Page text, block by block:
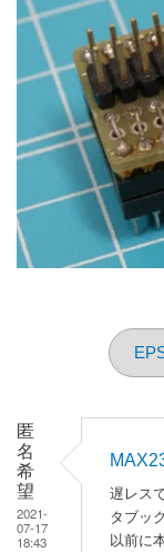
匿
名
希
望
2021-
07-17
18:43
遅レス
タブッ
以前に